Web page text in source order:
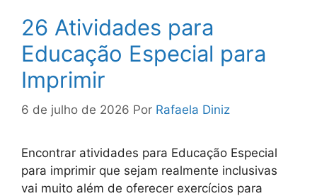
26 Atividades para
Educação Especial para
Imprimir
6 de julho de 2026 Por Rafaela Diniz
Encontrar atividades para Educação Especial
para imprimir que sejam realmente inclusivas
vai muito além de oferecer exercícios para